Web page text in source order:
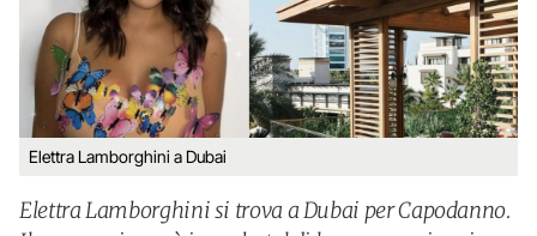
Elettra Lamborghini a Dubai
Elettra Lamborghini si trova a Dubai per Capodanno.